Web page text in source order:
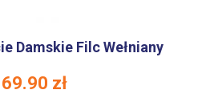
Damskie Filc Wełniany
69.90 zł